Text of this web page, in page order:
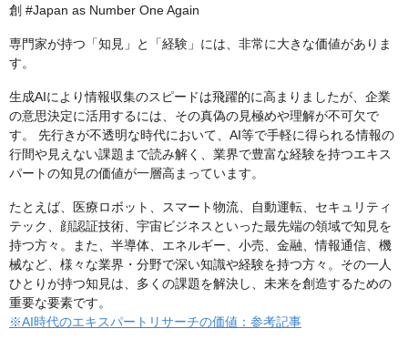
創 #Japan as Number One Again
専門家が持つ「知見」と「経験」には、非常に大きな価値がありま
す。
生成AIにより情報収集のスピードは飛躍的に高まりましたが、企業
の意思決定に活用するには、その真偽の見極めや理解が不可欠で
す。 先行きが不透明な時代において、AI等で手軽に得られる情報の
行間や見えない課題まで読み解く、業界で豊富な経験を持つエキス
パートの知見の価値が一層高まっています。
たとえば、医療ロボット、スマート物流、自動運転、セキュリティ
テック、顔認証技術、宇宙ビジネスといった最先端の領域で知見を
持つ方々。また、半導体、エネルギー、小売、金融、情報通信、機
械など、様々な業界・分野で深い知識や経験を持つ方々。その一人
ひとりが持つ知見は、多くの課題を解決し、未来を創造するための
重要な要素です。
※AI時代のエキスパートリサーチの価値：参考記事